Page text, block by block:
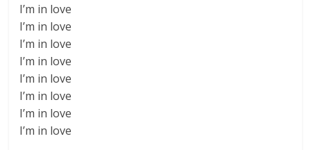
I’m in love
I’m in love
I’m in love
I’m in love
I’m in love
I’m in love
I’m in love
I’m in love